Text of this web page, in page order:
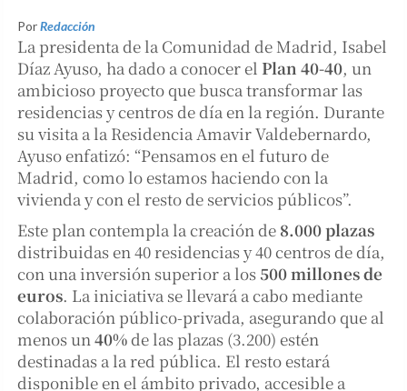
PorRedacción
La presidenta de la Comunidad de Madrid, Isabel
Díaz Ayuso, ha dado a conocer el Plan 40-40, un
ambicioso proyecto que busca transformar las
residencias y centros de día en la región. Durante
su visita a la Residencia Amavir Valdebernardo,
Ayuso enfatizó: “Pensamos en el futuro de
Madrid, como lo estamos haciendo con la
vivienda y con el resto de servicios públicos”.
Este plan contempla la creación de 8.000 plazas
distribuidas en 40 residencias y 40 centros de día,
con una inversión superior a los 500 millones de
euros. La iniciativa se llevará a cabo mediante
colaboración público-privada, asegurando que al
menos un 40%de las plazas (3.200) estén
destinadas a la red pública. El resto estará
disponible en el ámbito privado, accesible a